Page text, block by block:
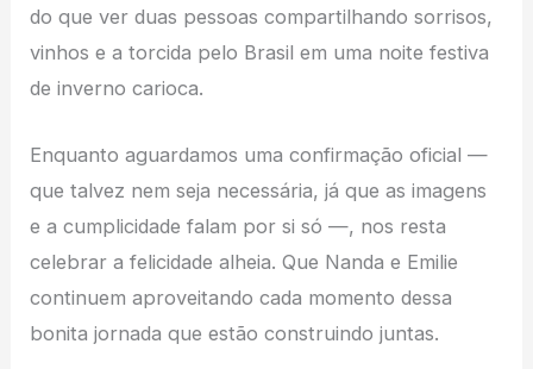
do que ver duas pessoas compartilhando sorrisos,
vinhos e a torcida pelo Brasil em uma noite festiva
de inverno carioca.
Enquanto aguardamos uma confirmação oficial —
que talvez nem seja necessária, já que as imagens
e a cumplicidade falam por si só —, nos resta
celebrar a felicidade alheia. Que Nanda e Emilie
continuem aproveitando cada momento dessa
bonita jornada que estão construindo juntas.